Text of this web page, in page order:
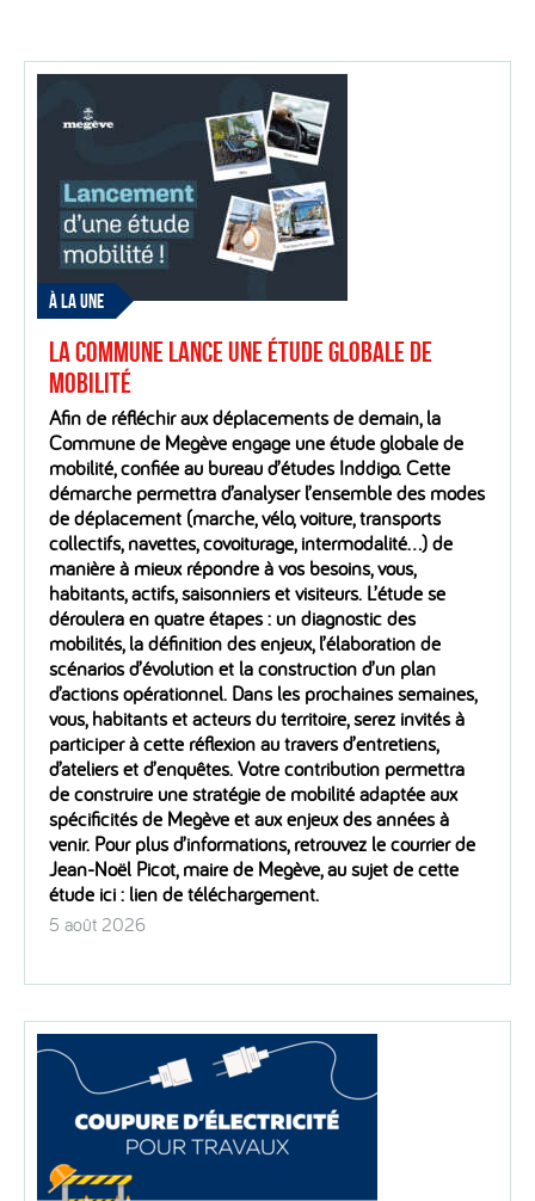
À LA UNE
La Commune lance une étude globale de
mobilité
Afin de réfléchir aux déplacements de demain, la
Commune de Megève engage une étude globale de
mobilité, confiée au bureau d’études Inddigo. Cette
démarche permettra d’analyser l’ensemble des modes
de déplacement (marche, vélo, voiture, transports
collectifs, navettes, covoiturage, intermodalité…) de
manière à mieux répondre à vos besoins, vous,
habitants, actifs, saisonniers et visiteurs. L’étude se
déroulera en quatre étapes : un diagnostic des
mobilités, la définition des enjeux, l’élaboration de
scénarios d’évolution et la construction d’un plan
d’actions opérationnel. Dans les prochaines semaines,
vous, habitants et acteurs du territoire, serez invités à
participer à cette réflexion au travers d’entretiens,
d’ateliers et d’enquêtes. Votre contribution permettra
de construire une stratégie de mobilité adaptée aux
spécificités de Megève et aux enjeux des années à
venir. Pour plus d’informations, retrouvez le courrier de
Jean-Noël Picot, maire de Megève, au sujet de cette
étude ici : lien de téléchargement.
5 août 2026